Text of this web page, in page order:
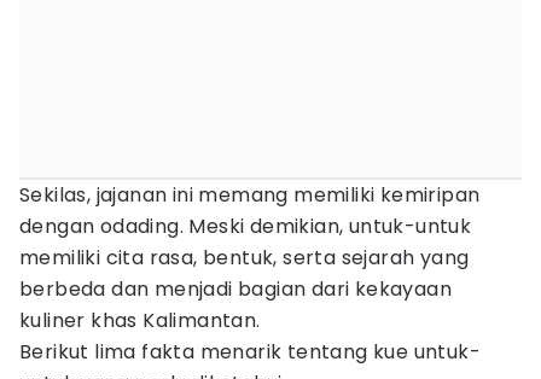
Sekilas, jajanan ini memang memiliki kemiripan
dengan odading. Meski demikian, untuk-untuk
memiliki cita rasa, bentuk, serta sejarah yang
berbeda dan menjadi bagian dari kekayaan
kuliner khas Kalimantan.
Berikut lima fakta menarik tentang kue untuk-